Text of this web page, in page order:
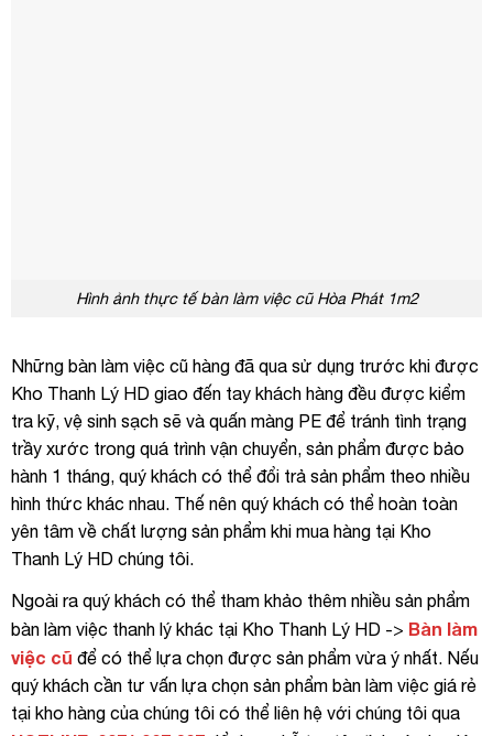
Hình ảnh thực tế bàn làm việc cũ Hòa Phát 1m2
Những bàn làm việc cũ hàng đã qua sử dụng trước khi được
Kho Thanh Lý HD giao đến tay khách hàng đều được kiểm
tra kỹ, vệ sinh sạch sẽ và quấn màng PE để tránh tình trạng
trầy xước trong quá trình vận chuyển, sản phẩm được bảo
hành 1 tháng, quý khách có thể đổi trả sản phẩm theo nhiều
hình thức khác nhau. Thế nên quý khách có thể hoàn toàn
yên tâm về chất lượng sản phẩm khi mua hàng tại Kho
Thanh Lý HD chúng tôi.
Ngoài ra quý khách có thể tham khảo thêm nhiều sản phẩm
bàn làm việc thanh lý khác tại Kho Thanh Lý HD -> Bàn làm
việc cũ để có thể lựa chọn được sản phẩm vừa ý nhất. Nếu
quý khách cần tư vấn lựa chọn sản phẩm bàn làm việc giá rẻ
tại kho hàng của chúng tôi có thể liên hệ với chúng tôi qua